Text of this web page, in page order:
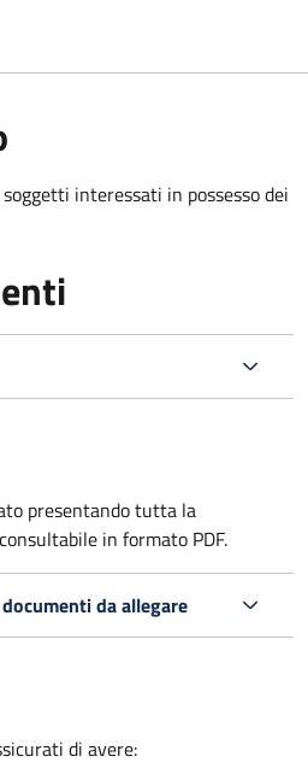
interessati in possesso dei
presentando tutta la
in formato PDF.
da allegare
di avere: